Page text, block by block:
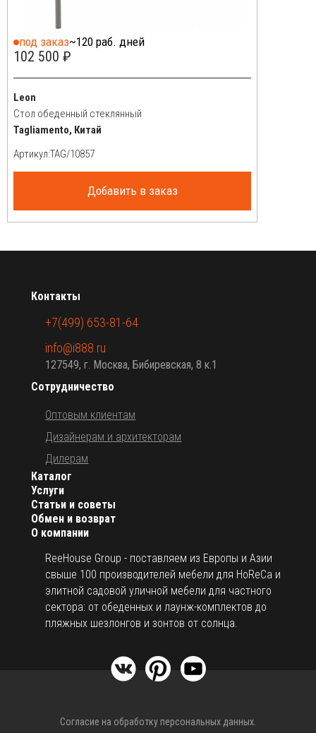
под заказ~120 раб. дней
102 500 ₽
Leon
Стол обеденный стеклянный
Tagliamento, Китай
Артикул:
Добавить в заказ
О компании
ReeHouse Group - поставляем из Европы и Азии
свыше 100 производителей мебели для HoReCa и
элитной садовой уличной мебели для частного
сектора: от обеденных и лаунж-комплектов до
пляжных шезлонгов и зонтов от солнца.
Каталог
Услуги
Статьи и советы
Обмен и возврат
Сотрудничество
Оптовым клиентам
Дизайнерам и архитекторам
Дилерам
Контакты
+7(499) 653-81-64
info@i888.ru
127549, г. Москва, Бибиревская, 8 к.1
Согласие на обработку персональных данных.